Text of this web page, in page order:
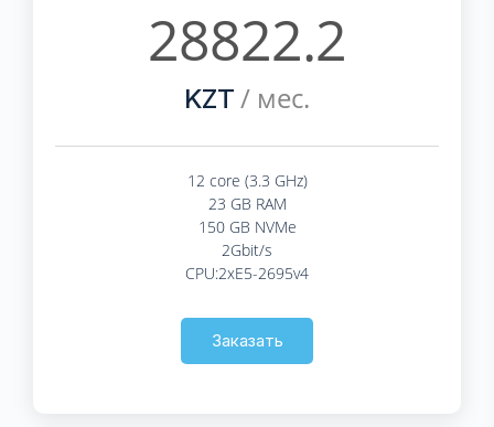
28822.2
KZT / мес.
12 core (3.3 GHz)
23 GB RAM
150 GB NVMe
2Gbit/s
CPU:2xE5-2695v4
Заказать